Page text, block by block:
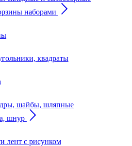
наборами
квадраты
шайбы, шляпные
шнур
лент с рисунком